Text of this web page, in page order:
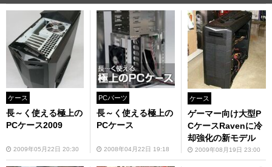
ケース
長～く使える極上の
PCケース2009
2009年05月22日 20:30
PCパーツ
長～く使える極上の
PCケース
2008年04月22日 19:18
ケース
ゲーマー向け大型P
CケースRavenに冷
却強化の新モデル
2009年08月19日 23:00